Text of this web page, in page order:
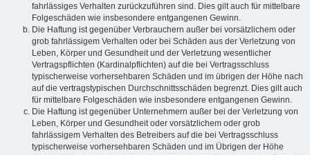
fahrlässiges Verhalten zurückzuführen sind. Dies gilt auch für mittelbare
Folgeschäden wie insbesondere entgangenen Gewinn.
Die Haftung ist gegenüber Verbrauchern außer bei vorsätzlichem oder
grob fahrlässigem Verhalten oder bei Schäden aus der Verletzung von
Leben, Körper und Gesundheit und der Verletzung wesentlicher
Vertragspflichten (Kardinalpflichten) auf die bei Vertragsschluss
typischerweise vorhersehbaren Schäden und im übrigen der Höhe nach
auf die vertragstypischen Durchschnittsschäden begrenzt. Dies gilt auch
für mittelbare Folgeschäden wie insbesondere entgangenen Gewinn.
Die Haftung ist gegenüber Unternehmern außer bei der Verletzung von
Leben, Körper und Gesundheit oder vorsätzlichem oder grob
fahrlässigem Verhalten des Betreibers auf die bei Vertragsschluss
typischerweise vorhersehbaren Schäden und im Übrigen der Höhe